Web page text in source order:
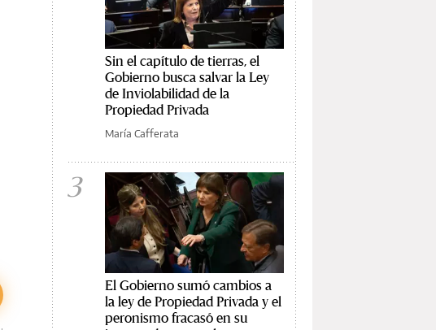
Sin el capítulo de tierras, el
Gobierno busca salvar la Ley
de Inviolabilidad de la
Propiedad Privada
María Cafferata
3
El Gobierno sumó cambios a
la ley de Propiedad Privada y el
peronismo fracasó en su